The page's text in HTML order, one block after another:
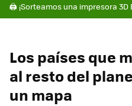
🖨️ ¡Sorteamos una impresora 3D
Los países que
al resto del
un mapa